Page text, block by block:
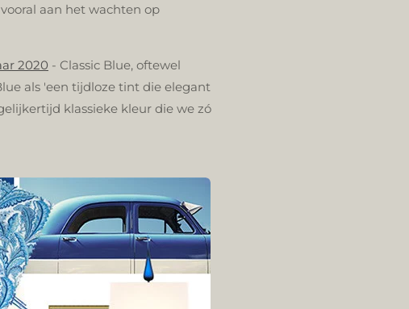
aan het wachten op
2020 - Classic Blue, oftewel
als 'een tijdloze tint die elegant
klassieke kleur die we zó